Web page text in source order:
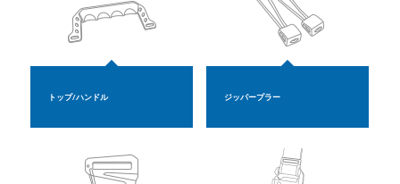
トップ/ハンドル ジッパープラー